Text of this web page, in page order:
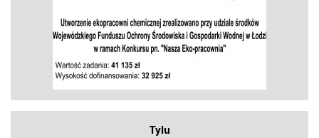
Tylu